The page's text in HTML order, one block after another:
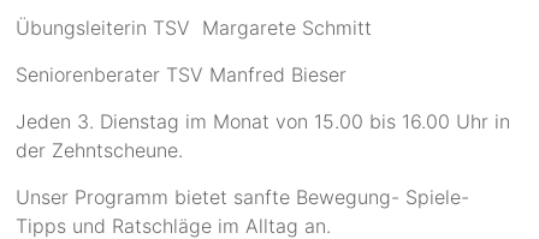
Übungsleiterin TSV Margarete Schmitt
Seniorenberater TSV Manfred Bieser
Jeden 3. Dienstag im Monat von 15.00 bis 16.00 Uhr in
der Zehntscheune.
Unser Programm bietet sanfte Bewegung- Spiele-
Tipps und Ratschläge im Alltag an.